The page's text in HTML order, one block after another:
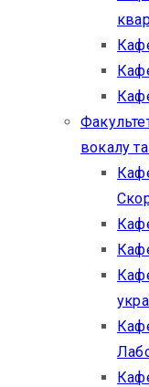
вокалу